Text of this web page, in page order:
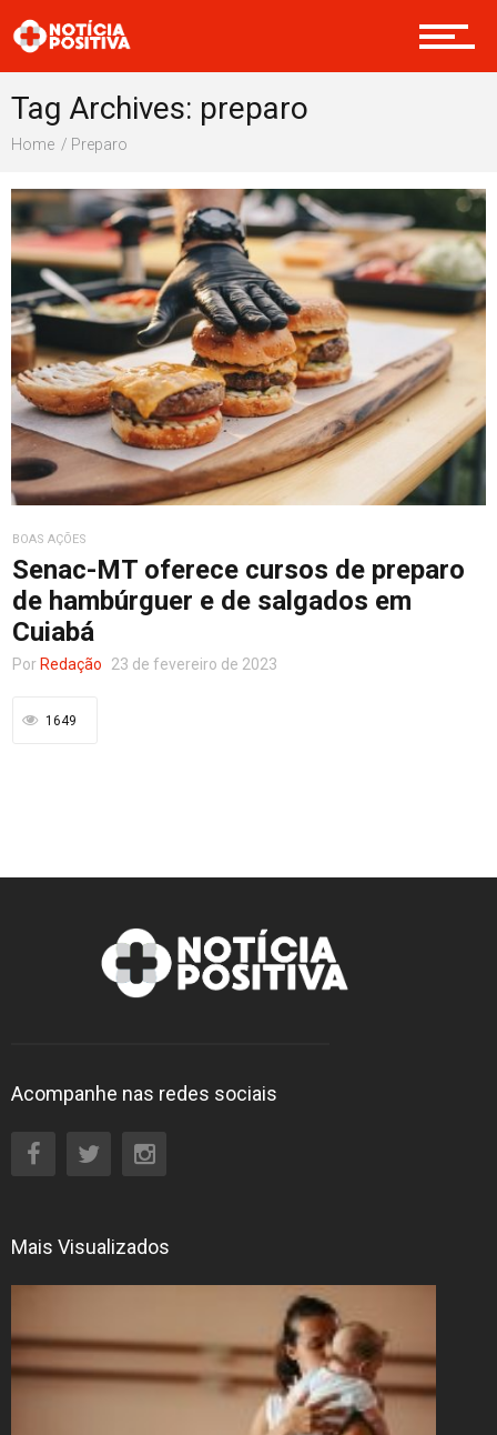
Boas Ações
Opinião
Cultura
Contato
Tag Archives: preparo
Home Preparo
BOAS AÇÕES
Senac-MT oferece cursos de preparo
de hambúrguer e de salgados em
Cuiabá
Por Redação 23 de fevereiro de 2023
1649
Acompanhe nas redes sociais
Mais Visualizados